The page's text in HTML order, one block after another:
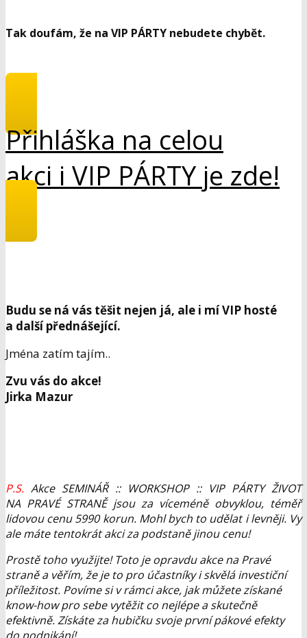
Tak doufám, že na VIP PÁRTY nebudete chybět.
Přihláška na celou
akci i VIP PÁRTY je zde!
Budu se ná vás těšit nejen já, ale i mí VIP hosté
a další přednášející.
Jména zatím tajím..
Zvu vás do akce!
Jirka Mazur
P.S. Akce SEMINÁŘ :: WORKSHOP :: VIP PÁRTY ŽIVOT
NA PRAVÉ STRANĚ jsou za víceméně obvyklou, téměř
lidovou cenu 5990 korun. Mohl bych to udělat i levněji. Vy
ale máte tentokrát akci za podstaně jinou cenu!
Prostě toho využijte! Toto je opravdu akce na Pravé
straně a věřím, že je to pro účastníky i skvělá investiční
příležitost. Povíme si v rámci akce, jak můžete získané
know-how pro sebe vytěžit co nejlépe a skutečně
efektivně. Získáte za hubičku svoje první pákové efekty